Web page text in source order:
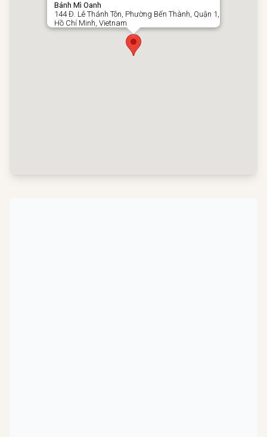
Bánh Mì Oanh
144 Đ. Lê Thánh Tôn, Phường Bến Thành, Quận 1,
Hồ Chí Minh, Vietnam